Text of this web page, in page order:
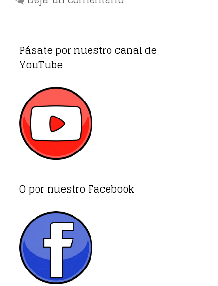
Pásate por nuestro canal de
YouTube
O por nuestro Facebook